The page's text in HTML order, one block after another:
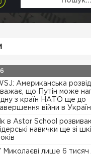
Американська
що Путін може
з країн НАТО ще до
війни в
в Astor School
навички ще зі
Миколаєві лише 6